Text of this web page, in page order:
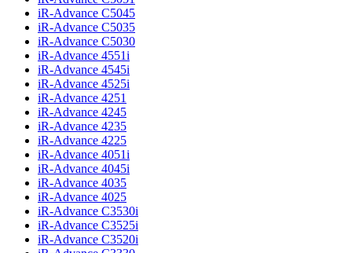
iR-Advance C5045
iR-Advance C5035
iR-Advance C5030
iR-Advance 4551i
iR-Advance 4545i
iR-Advance 4525i
iR-Advance 4251
iR-Advance 4245
iR-Advance 4235
iR-Advance 4225
iR-Advance 4051i
iR-Advance 4045i
iR-Advance 4035
iR-Advance 4025
iR-Advance C3530i
iR-Advance C3525i
iR-Advance C3520i